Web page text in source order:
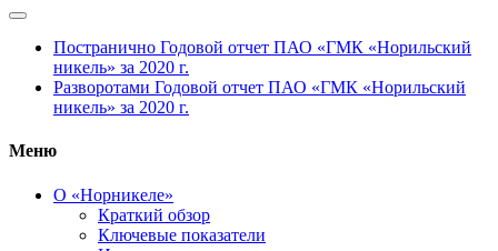
Постранично Годовой отчет ПАО «ГМК «Норильский
никель» за 2020 г.
Разворотами Годовой отчет ПАО «ГМК «Норильский
никель» за 2020 г.
Меню
О «Норникеле»
Краткий обзор
Ключевые показатели